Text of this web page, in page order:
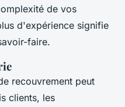
de vos
d'expérience signifie
faire.
recouvrement peut
clients, les